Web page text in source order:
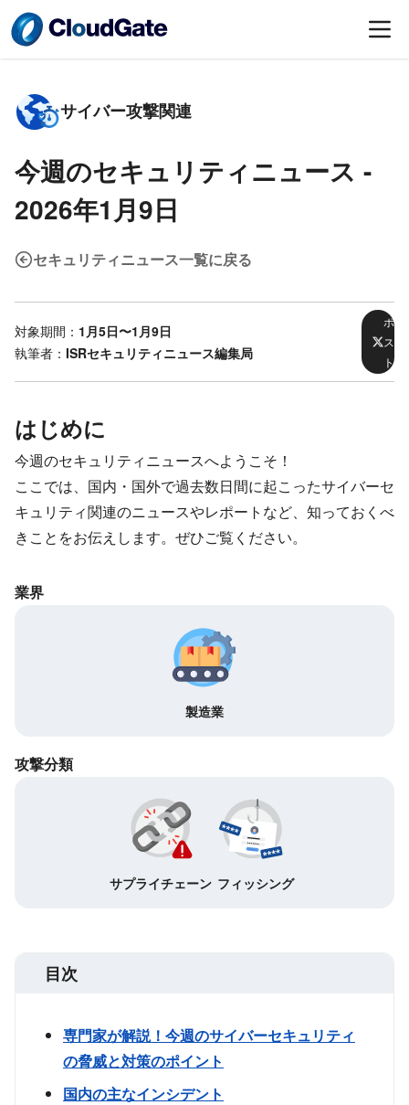
サイバー攻撃関連
今週のセキュリティニュース -
2026年1月9日
セキュリティニュース一覧に戻る
対象期間： 1月5日〜1月9日
執筆者： ISRセキュリティニュース編集局
ポ
ス
ト
はじめに
今週のセキュリティニュースへようこそ！
ここでは、国内・国外で過去数日間に起こったサイバーセ
キュリティ関連のニュースやレポートなど、知っておくべ
きことをお伝えします。ぜひご覧ください。
業界
製造業
攻撃分類
サプライチェーン フィッシング
目次
専門家が解説！今週のサイバーセキュリティ
の脅威と対策のポイント
国内の主なインシデント